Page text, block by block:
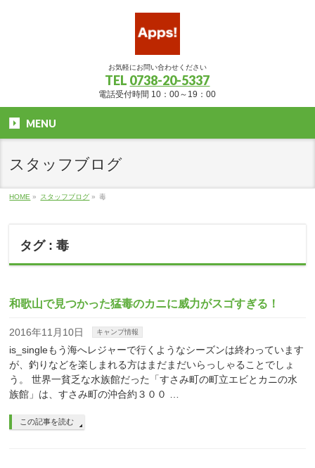
お気軽にお問い合わせください
TEL 0738-20-5337
電話受付時間 10：00～19：00
MENU
スタッフブログ
HOME » スタッフブログ » 毒
タグ : 毒
和歌山で見つかった猛毒のカニに威力がスゴすぎる！
2016年11月10日 キャンプ情報
is_singleもう海へレジャーで行くようなシーズンは終わっています
が、釣りなどを楽しまれる方はまだまだいらっしゃることでしょ
う。 世界一貧乏な水族館だった「すさみ町の町立エビとカニの水
族館」は、すさみ町の沖合約３００ …
この記事を読む